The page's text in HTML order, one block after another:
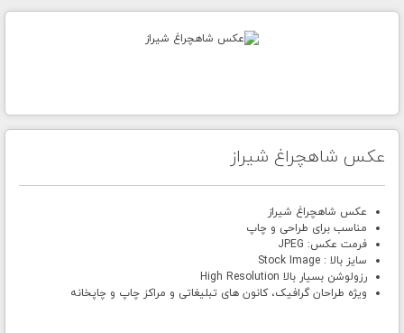
عکس شاهچراغ شیراز
عکس شاهچراغ شیراز
مناسب برای طراحی و چاپ
فرمت عکس: JPEG
سایز بالا : Stock Image
رزولوشن بسیار بالا High Resolution
ویژه طراحان گرافیک، کانون های تبلیغاتی و مراکز چاپ و چاپخانه